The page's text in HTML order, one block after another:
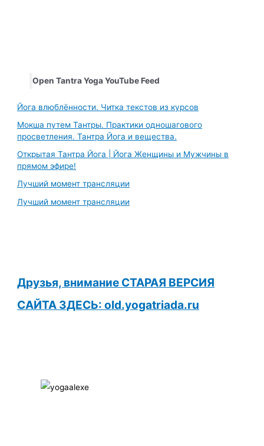
Open Tantra Yoga YouTube Feed
Йога влюблённости. Читка текстов из курсов
Мокша путем Тантры. Практики одношагового
просветления. Тантра Йога и вещества.
Открытая Тантра Йога | Йога Женщины и Мужчины в
прямом эфире!
Лучший момент трансляции
Лучший момент трансляции
Друзья, внимание СТАРАЯ ВЕРСИЯ
САЙТА ЗДЕСЬ: old.yogatriada.ru